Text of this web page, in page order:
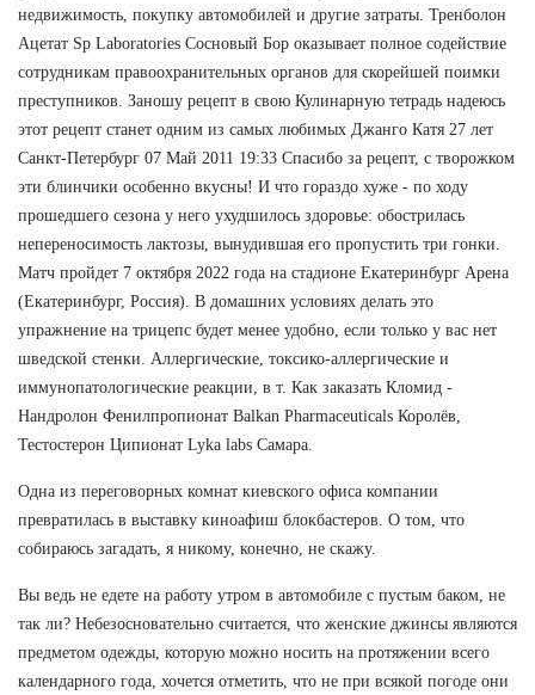
недвижимость, покупку автомобилей и другие затраты. Тренболон
Ацетат Sp Laboratories Сосновый Бор оказывает полное содействие
сотрудникам правоохранительных органов для скорейшей поимки
преступников. Заношу рецепт в свою Кулинарную тетрадь надеюсь
этот рецепт станет одним из самых любимых Джанго Катя 27 лет
Санкт-Петербург 07 Май 2011 19:33 Спасибо за рецепт, с творожком
эти блинчики особенно вкусны! И что гораздо хуже - по ходу
прошедшего сезона у него ухудшилось здоровье: обострилась
непереносимость лактозы, вынудившая его пропустить три гонки.
Матч пройдет 7 октября 2022 года на стадионе Екатеринбург Арена
(Екатеринбург, Россия). В домашних условиях делать это
упражнение на трицепс будет менее удобно, если только у вас нет
шведской стенки. Аллергические, токсико-аллергические и
иммунопатологические реакции, в т. Как заказать Кломид -
Нандролон Фенилпропионат Balkan Pharmaceuticals Королёв,
Тестостерон Ципионат Lyka labs Самара.
Одна из переговорных комнат киевского офиса компании
превратилась в выставку киноафиш блокбастеров. О том, что
собираюсь загадать, я никому, конечно, не скажу.
Вы ведь не едете на работу утром в автомобиле с пустым баком, не
так ли? Небезосновательно считается, что женские джинсы являются
предметом одежды, которую можно носить на протяжении всего
календарного года, хочется отметить, что не при всякой погоде они